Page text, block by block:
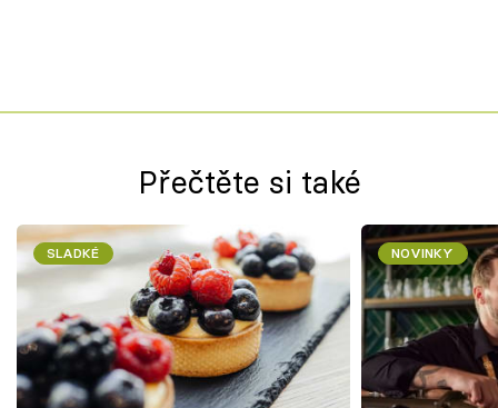
Přečtěte si také
SLADKÉ NOVINKY